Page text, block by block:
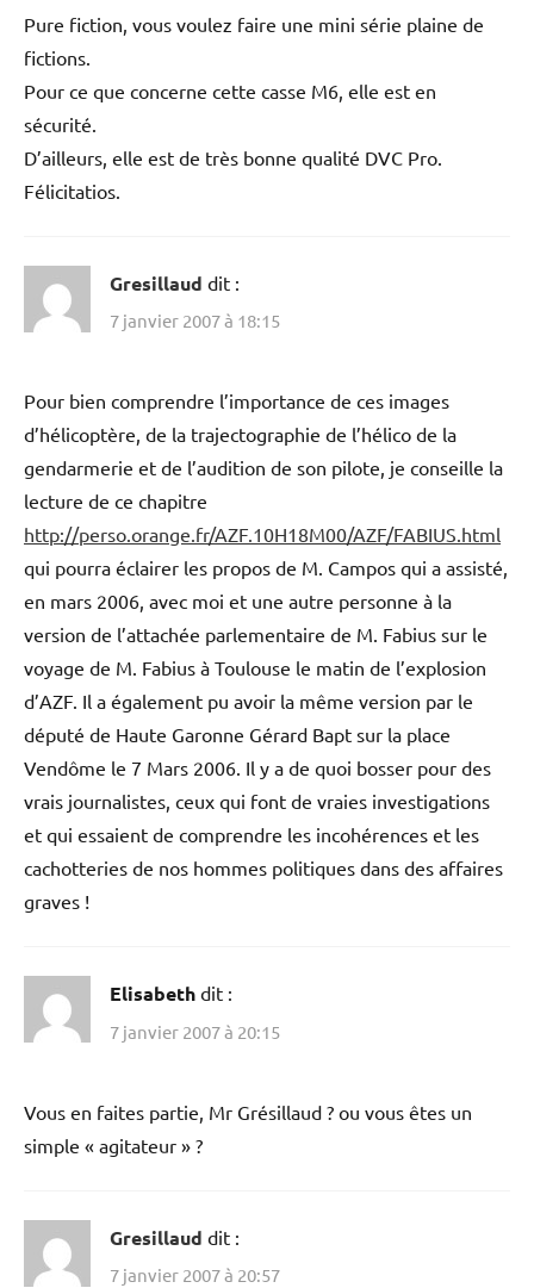
Pure fiction, vous voulez faire une mini série plaine de
fictions.
Pour ce que concerne cette casse M6, elle est en
sécurité.
D’ailleurs, elle est de très bonne qualité DVC Pro.
Félicitatios.
Gresillaud dit :
7 janvier 2007 à 18:15
Pour bien comprendre l’importance de ces images
d’hélicoptère, de la trajectographie de l’hélico de la
gendarmerie et de l’audition de son pilote, je conseille la
lecture de ce chapitre
http://perso.orange.fr/AZF.10H18M00/AZF/FABIUS.html
qui pourra éclairer les propos de M. Campos qui a assisté,
en mars 2006, avec moi et une autre personne à la
version de l’attachée parlementaire de M. Fabius sur le
voyage de M. Fabius à Toulouse le matin de l’explosion
d’AZF. Il a également pu avoir la même version par le
député de Haute Garonne Gérard Bapt sur la place
Vendôme le 7 Mars 2006. Il y a de quoi bosser pour des
vrais journalistes, ceux qui font de vraies investigations
et qui essaient de comprendre les incohérences et les
cachotteries de nos hommes politiques dans des affaires
graves !
Elisabeth dit :
7 janvier 2007 à 20:15
Vous en faites partie, Mr Grésillaud ? ou vous êtes un
simple « agitateur » ?
Gresillaud dit :
7 janvier 2007 à 20:57